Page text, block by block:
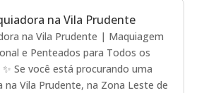
na Vila Prudente
na Vila Prudente | Maquiagem
e Penteados para Todos os
Se você está procurando uma
na Vila Prudente, na Zona Leste de